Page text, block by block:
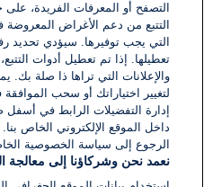
اكتب تعليقًا جديدًا ...
التصفح أو المعرفات الفريدة،
التتبع من دعم الأغراض المعروضة
التي يجب توفيرها. سيؤدي
تعطيلها. إذا تم تعطيل أدوات
والإعلانات التي تراها ذا صلة
لتغيير اختياراتك أو سحب
إدارة التفضيلات الرابط في أسفل
داخل الموقع الإلكتروني الخاص
الرجوع إلى سياسة الخصوصية
نعمد نحن وشركاؤنا إلى معالجة